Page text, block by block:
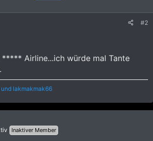
#2
Airline...ich würde mal Tante
und lakmakmak66
Inaktiver Member